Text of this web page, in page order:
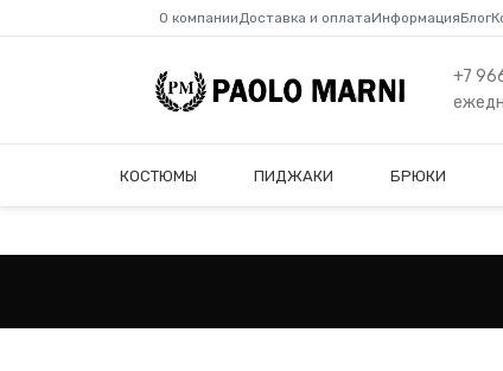
О компанииДоставка и оплатаИнформацияБлог
+7
КОСТЮМЫ ПИДЖАКИ БРЮКИ